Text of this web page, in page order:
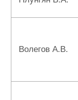
Волегов А.В.